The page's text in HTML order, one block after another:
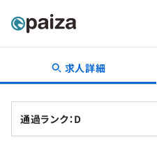
転職・キャリア
新卒就活
求人詳細
通過ランク：D